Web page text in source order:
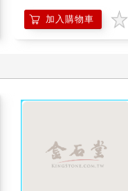
加入購物車